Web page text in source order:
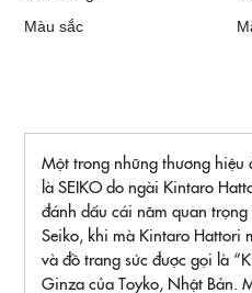
Màu sắc
Một trong những thương hiệu
là SEIKO do ngài Kintaro
đánh dấu cái năm quan
Seiko, khi mà Kintaro Hattori
và đồ trang sức được gọi là
Ginza của Toyko, Nhật Bản.